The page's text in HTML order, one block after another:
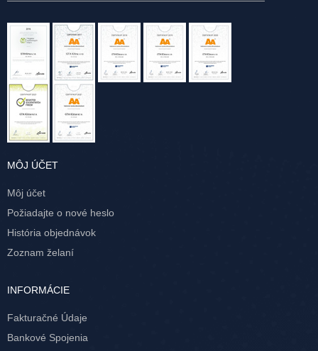
MÔJ ÚČET
Môj účet
Požiadajte o nové heslo
História objednávok
Zoznam želaní
INFORMÁCIE
Fakturačné Údaje
Bankové Spojenia